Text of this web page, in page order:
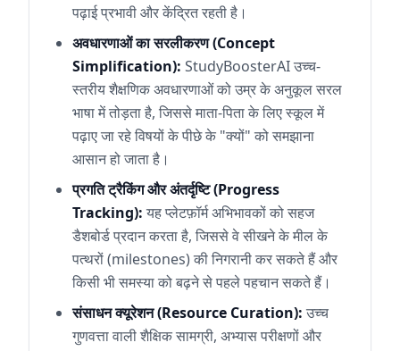
पढ़ाई प्रभावी और केंद्रित रहती है।
अवधारणाओं का सरलीकरण (Concept
Simplification): StudyBoosterAI उच्च-
स्तरीय शैक्षणिक अवधारणाओं को उम्र के अनुकूल सरल
भाषा में तोड़ता है, जिससे माता-पिता के लिए स्कूल में
पढ़ाए जा रहे विषयों के पीछे के "क्यों" को समझाना
आसान हो जाता है।
प्रगति ट्रैकिंग और अंतर्दृष्टि (Progress
Tracking): यह प्लेटफ़ॉर्म अभिभावकों को सहज
डैशबोर्ड प्रदान करता है, जिससे वे सीखने के मील के
पत्थरों (milestones) की निगरानी कर सकते हैं और
किसी भी समस्या को बढ़ने से पहले पहचान सकते हैं।
संसाधन क्यूरेशन (Resource Curation): उच्च
गुणवत्ता वाली शैक्षिक सामग्री, अभ्यास परीक्षणों और